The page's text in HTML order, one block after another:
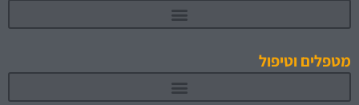
מטפלים וטיפול